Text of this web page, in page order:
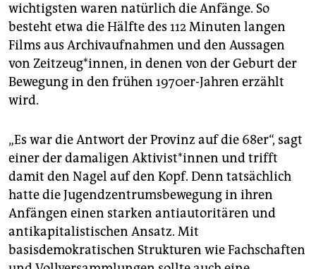
wichtigsten waren natürlich die Anfänge. So
besteht etwa die Hälfte des 112 Minuten langen
Films aus Archivaufnahmen und den Aussagen
von Zeitzeug*innen, in denen von der Geburt der
Bewegung in den frühen 1970er-Jahren erzählt
wird.
„Es war die Antwort der Provinz auf die 68er“, sagt
einer der damaligen Ak­ti­vis­t*in­nen und trifft
damit den Nagel auf den Kopf. Denn tatsächlich
hatte die Jugendzentrumsbewegung in ihren
Anfängen einen starken antiautoritären und
antikapitalistischen Ansatz. Mit
basisdemokratischen Strukturen wie Fachschaften